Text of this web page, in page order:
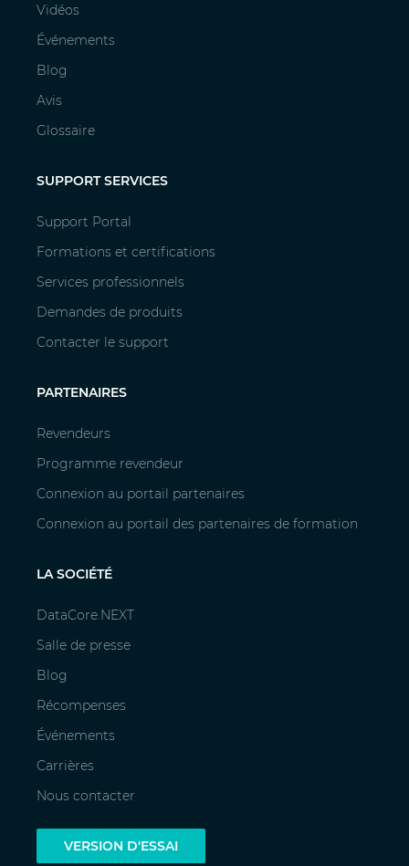
Vidéos
Événements
Blog
Avis
Glossaire
SUPPORT SERVICES
Support Portal
Formations et certifications
Services professionnels
Demandes de produits
Contacter le support
PARTENAIRES
Revendeurs
Programme revendeur
Connexion au portail partenaires
Connexion au portail des partenaires de formation
LA SOCIÉTÉ
DataCore.NEXT
Salle de presse
Blog
Récompenses
Événements
Carrières
Nous contacter
VERSION D'ESSAI